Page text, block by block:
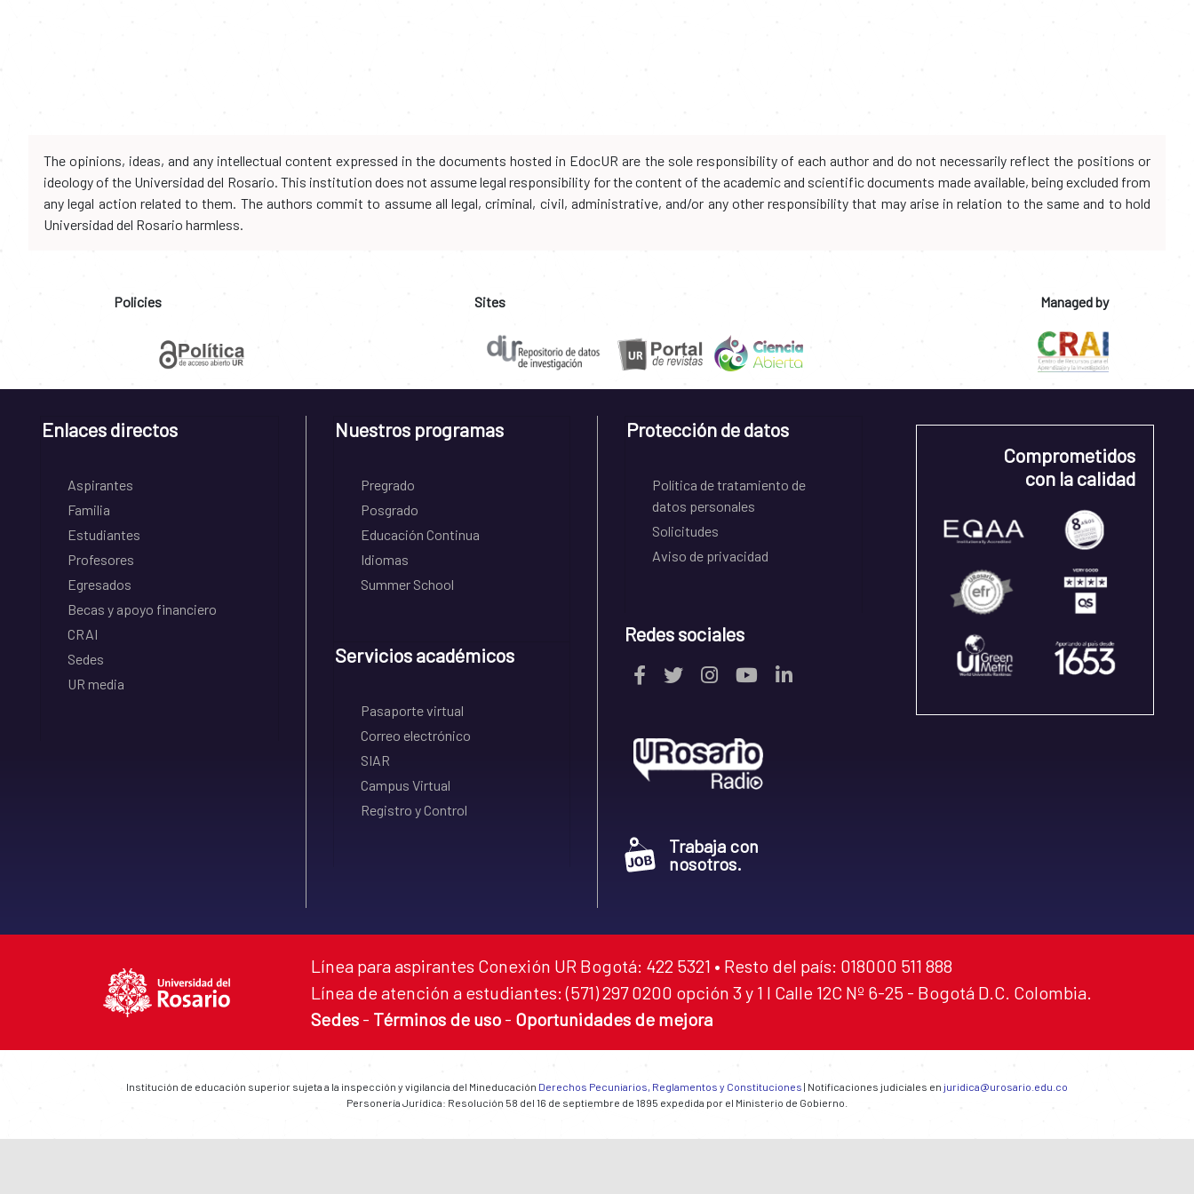
The opinions, ideas, and any intellectual content expressed in the documents hosted in EdocUR are the sole responsibility of each author and do not necessarily reflect the positions or
ideology of the Universidad del Rosario. This institution does not assume legal responsibility for the content of the academic and scientific documents made available, being excluded from
any legal action related to them. The authors commit to assume all legal, criminal, civil, administrative, and/or any other responsibility that may arise in relation to the same and to hold
Universidad del Rosario harmless.
Policies Sites Managed by
Enlaces directos
Aspirantes
Familia
Estudiantes
Profesores
Egresados
Becas y apoyo financiero
CRAI
Sedes
UR media
Nuestros programas
Pregrado
Posgrado
Educación Continua
Idiomas
Summer School
Servicios académicos
Pasaporte virtual
Correo electrónico
SIAR
Campus Virtual
Registro y Control
Protección de datos
Política de tratamiento de
datos personales
Solicitudes
Aviso de privacidad
Redes sociales
Trabaja con
nosotros.
Comprometidos
con la calidad
Línea para aspirantes Conexión UR Bogotá: 422 5321 • Resto del país: 018000 511 888
Línea de atención a estudiantes: (571) 297 0200 opción 3 y 1 I Calle 12C Nº 6-25 - Bogotá D.C. Colombia.
Sedes - Términos de uso - Oportunidades de mejora
Institución de educación superior sujeta a la inspección y vigilancia del Mineducación Derechos Pecuniarios, Reglamentos y Constituciones | Notificaciones judiciales en juridica@urosario.edu.co
Personería Jurídica: Resolución 58 del 16 de septiembre de 1895 expedida por el Ministerio de Gobierno.